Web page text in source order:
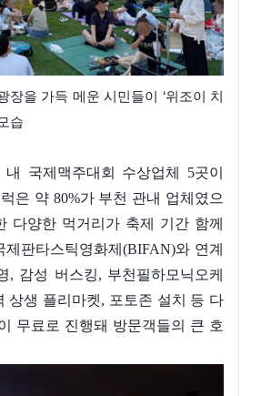
장을 가득 메운 시민들이 ‘위조이 치
습
국제맥주대회 수상업체 5곳이
은 약 80%가 부천 관내 업체였으
다양한 먹거리가 축제 기간 함께
판타스틱영화제(BIFAN)와 연계
, 감성 버스킹, 부천필하모닉오케
상생 플리마켓, 포토존 설치 등 다
무료로 진행돼 방문객들의 큰 호